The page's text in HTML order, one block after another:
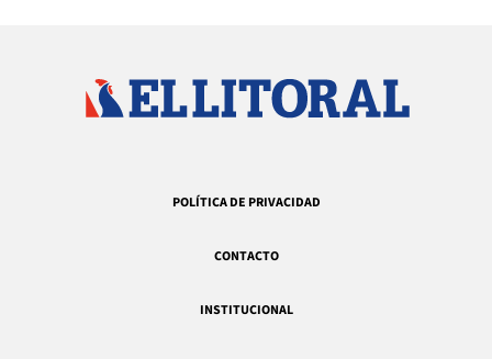
POLÍTICA DE PRIVACIDAD
CONTACTO
INSTITUCIONAL